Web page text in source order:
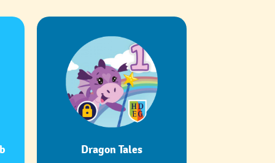
Dragon Tales